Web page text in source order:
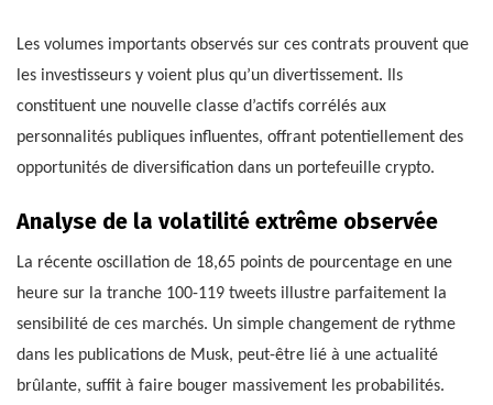
Les volumes importants observés sur ces contrats prouvent que
les investisseurs y voient plus qu’un divertissement. Ils
constituent une nouvelle classe d’actifs corrélés aux
personnalités publiques influentes, offrant potentiellement des
opportunités de diversification dans un portefeuille crypto.
Analyse de la volatilité extrême observée
La récente oscillation de 18,65 points de pourcentage en une
heure sur la tranche 100-119 tweets illustre parfaitement la
sensibilité de ces marchés. Un simple changement de rythme
dans les publications de Musk, peut-être lié à une actualité
brûlante, suffit à faire bouger massivement les probabilités.